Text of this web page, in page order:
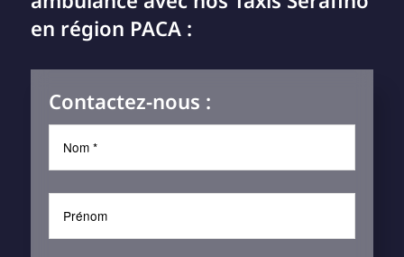
en région PACA :
Contactez-nous :